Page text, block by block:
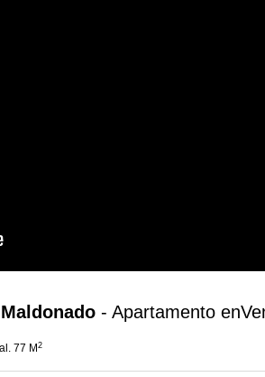
- Apartamento
77 M 2